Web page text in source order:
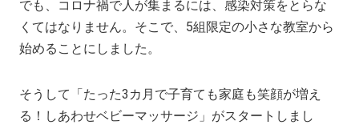
でも、コロナ禍で人が集まるには、感染対策をとらな
くてはなりません。そこで、5組限定の小さな教室から
始めることにしました。
そうして「たった3カ月で子育ても家庭も笑顔が増え
る！しあわせベビーマッサージ」がスタートしまし